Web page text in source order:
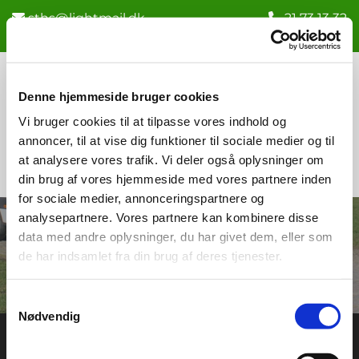
Denne hjemmeside bruger cookies
Vi bruger cookies til at tilpasse vores indhold og
annoncer, til at vise dig funktioner til sociale medier og til
at analysere vores trafik. Vi deler også oplysninger om
din brug af vores hjemmeside med vores partnere inden
for sociale medier, annonceringspartnere og
analysepartnere. Vores partnere kan kombinere disse
data med andre oplysninger, du har givet dem, eller som
de har indsamlet fra din brug af deres tjenester.
Nødvendig
sths@lightmail.dk  21 73 13 32
Tak for din
henvendelse
Med venlig hilsen Søren's Træ &
Haveservice